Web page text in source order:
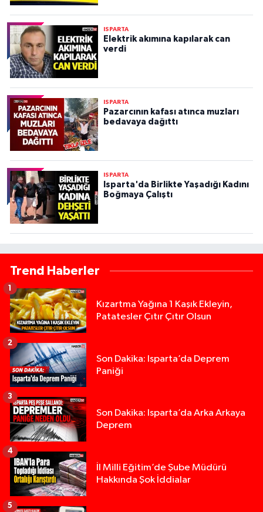
ISPARTA
Elektrik akımına kapılarak can
verdi
ISPARTA
Pazarcının kafası atınca muzları
bedavaya dağıttı
ISPARTA
Isparta'da Birlikte Yaşadığı Kadını
Boğmaya Çalıştı
Trend Haberler
Kızartma Yağına 1 Kaşık Ekleyin,
Patatesler Çıtır Çıtır Olsun
1
Son Dakika: Isparta’da Deprem
Paniği
2
Son Dakika: Isparta’da Arka Arkaya
Deprem
3
İl Milli Eğitim’de Şube Müdürü
Hakkında Şok İddialar
4
5